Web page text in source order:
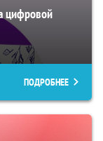
цифровой
ПОДРОБНЕЕ